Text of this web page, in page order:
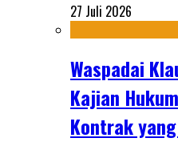
27 Juli 2026
Waspadai
Kajian
Kontrak